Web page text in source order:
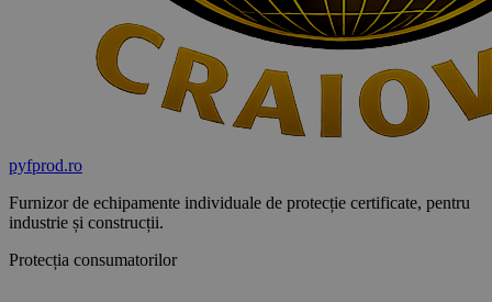
pyfprod.ro
Furnizor de echipamente individuale de protecție certificate, pentru
industrie și construcții.
Protecția consumatorilor